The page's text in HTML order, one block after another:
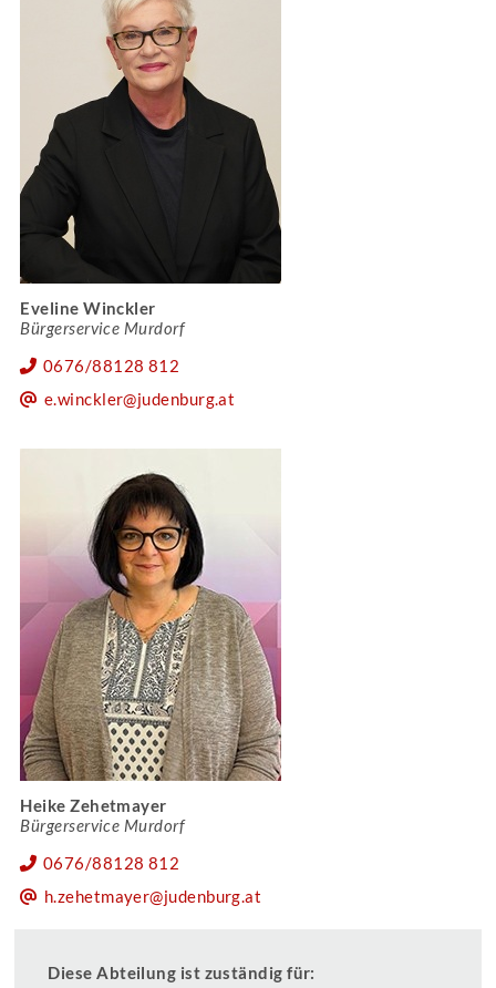
Eveline Winckler
Bürgerservice Murdorf
0676/88128 812
e.winckler@judenburg.at
Heike Zehetmayer
Bürgerservice Murdorf
0676/88128 812
h.zehetmayer@judenburg.at
Diese Abteilung ist zuständig für: